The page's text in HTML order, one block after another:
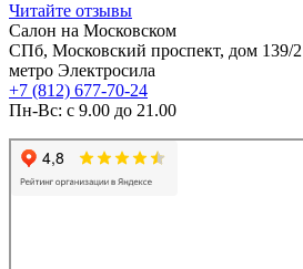
Читайте отзывы
Салон на Московском
СПб, Московский проспект, дом 139/2
метро Электросила
+7 (812) 677-70-24
Пн-Вс: с 9.00 до 21.00